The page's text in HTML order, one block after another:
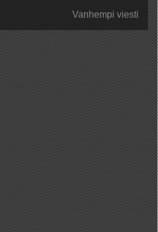
Vanhempi viesti